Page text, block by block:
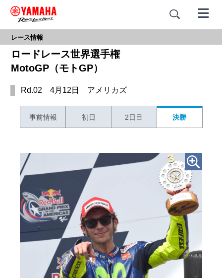
レース情報
ロードレース世界選手権
MotoGP（モトGP）
Rd.02 4月12日 アメリカズ
事前情報 初日 2日目 決勝